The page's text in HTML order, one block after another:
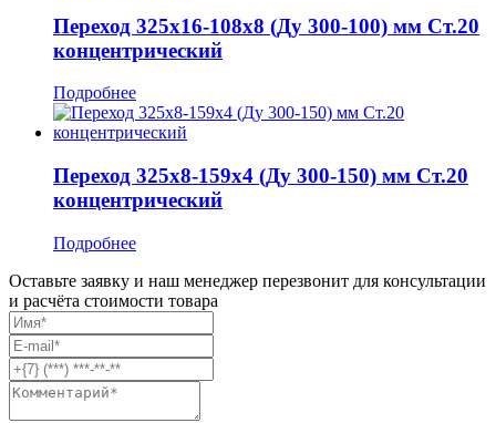
Переход 325x16-108x8 (Ду 300-100) мм Ст.20
концентрический
Подробнее
Переход 325x8-159x4 (Ду 300-150) мм Ст.20
концентрический
Подробнее
Оставьте заявку и наш менеджер перезвонит для консультации
и расчёта стоимости товара